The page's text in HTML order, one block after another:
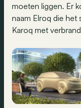
moeten liggen. Er
naam Elroq die het
Karoq met